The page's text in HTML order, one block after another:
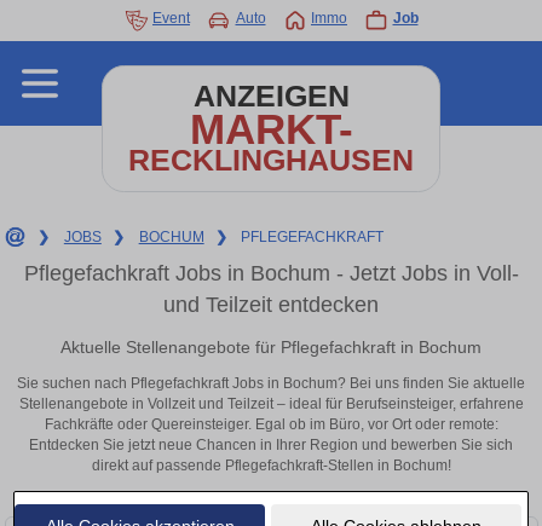
Event Auto Immo Job
ANZEIGEN
MARKT-
RECKLINGHAUSEN
❯ JOBS ❯ BOCHUM ❯ PFLEGEFACHKRAFT
Pflegefachkraft Jobs in Bochum - Jetzt Jobs in Voll-
und Teilzeit entdecken
Aktuelle Stellenangebote für Pflegefachkraft in Bochum
Sie suchen nach Pflegefachkraft Jobs in Bochum? Bei uns finden Sie aktuelle
Stellenangebote in Vollzeit und Teilzeit – ideal für Berufseinsteiger, erfahrene
Fachkräfte oder Quereinsteiger. Egal ob im Büro, vor Ort oder remote:
Entdecken Sie jetzt neue Chancen in Ihrer Region und bewerben Sie sich
direkt auf passende Pflegefachkraft-Stellen in Bochum!